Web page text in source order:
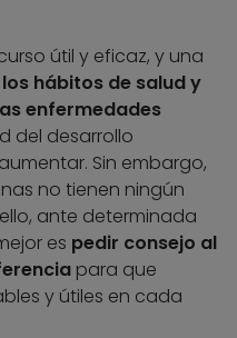
útil y eficaz, y una
hábitos de salud y
enfermedades
del desarrollo
Sin embargo,
no tienen ningún
ante determinada
es pedir consejo al
para que
y útiles en cada